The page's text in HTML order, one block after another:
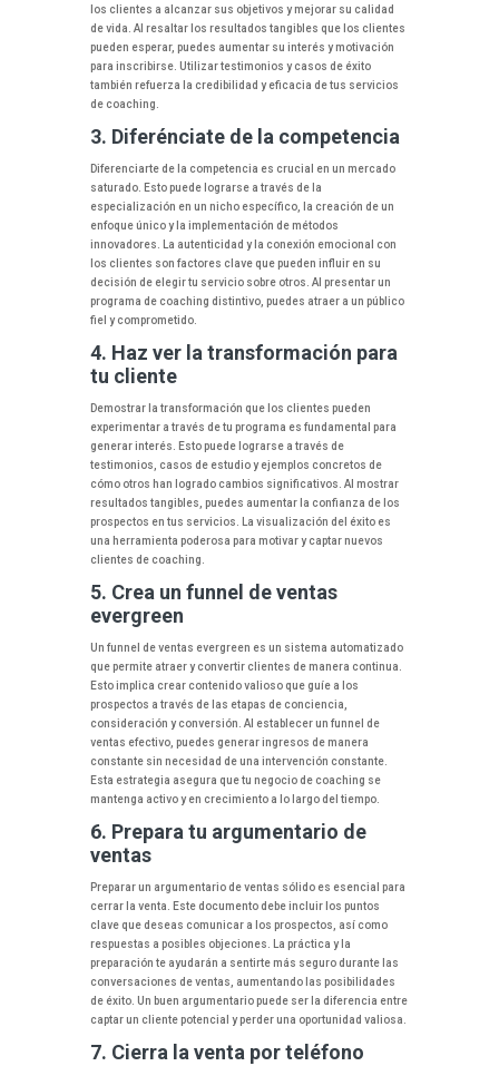
los clientes a alcanzar sus objetivos y mejorar su calidad
de vida. Al resaltar los resultados tangibles que los clientes
pueden esperar, puedes aumentar su interés y motivación
para inscribirse. Utilizar testimonios y casos de éxito
también refuerza la credibilidad y eficacia de tus servicios
de coaching.
3. Diferénciate de la competencia
Diferenciarte de la competencia es crucial en un mercado
saturado. Esto puede lograrse a través de la
especialización en un nicho específico, la creación de un
enfoque único y la implementación de métodos
innovadores. La autenticidad y la conexión emocional con
los clientes son factores clave que pueden influir en su
decisión de elegir tu servicio sobre otros. Al presentar un
programa de coaching distintivo, puedes atraer a un público
fiel y comprometido.
4. Haz ver la transformación para
tu cliente
Demostrar la transformación que los clientes pueden
experimentar a través de tu programa es fundamental para
generar interés. Esto puede lograrse a través de
testimonios, casos de estudio y ejemplos concretos de
cómo otros han logrado cambios significativos. Al mostrar
resultados tangibles, puedes aumentar la confianza de los
prospectos en tus servicios. La visualización del éxito es
una herramienta poderosa para motivar y captar nuevos
clientes de coaching.
5. Crea un funnel de ventas
evergreen
Un funnel de ventas evergreen es un sistema automatizado
que permite atraer y convertir clientes de manera continua.
Esto implica crear contenido valioso que guíe a los
prospectos a través de las etapas de conciencia,
consideración y conversión. Al establecer un funnel de
ventas efectivo, puedes generar ingresos de manera
constante sin necesidad de una intervención constante.
Esta estrategia asegura que tu negocio de coaching se
mantenga activo y en crecimiento a lo largo del tiempo.
6. Prepara tu argumentario de
ventas
Preparar un argumentario de ventas sólido es esencial para
cerrar la venta. Este documento debe incluir los puntos
clave que deseas comunicar a los prospectos, así como
respuestas a posibles objeciones. La práctica y la
preparación te ayudarán a sentirte más seguro durante las
conversaciones de ventas, aumentando las posibilidades
de éxito. Un buen argumentario puede ser la diferencia entre
captar un cliente potencial y perder una oportunidad valiosa.
7. Cierra la venta por teléfono